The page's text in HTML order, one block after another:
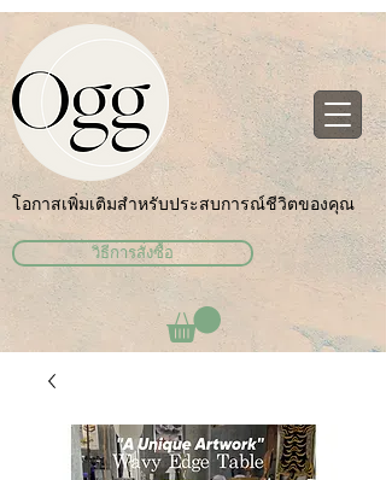
โอกาสเพิ่มเติมสำหรับประสบการณ์ชีวิตของคุณ
วิธีการสั่งซื้อ